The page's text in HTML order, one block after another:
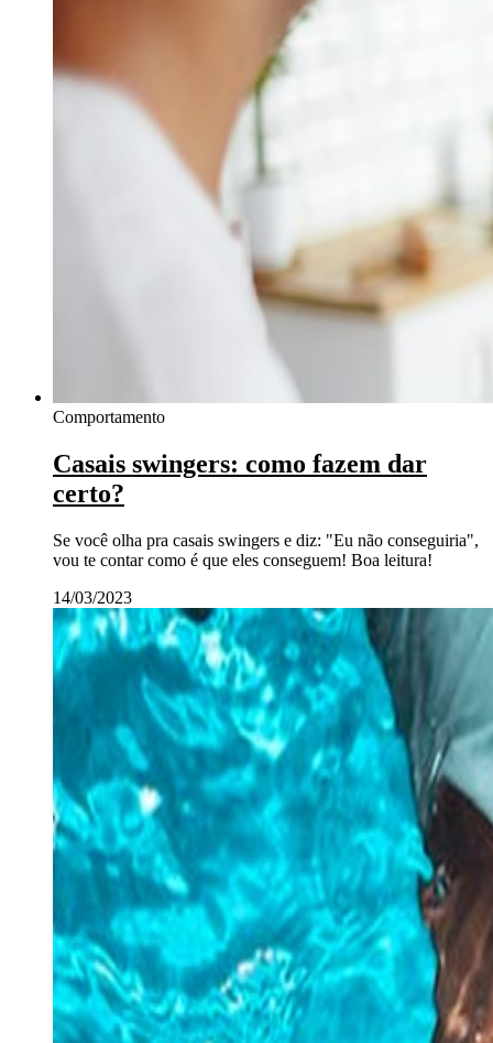
Comportamento
Casais swingers: como fazem dar
certo?
Se você olha pra casais swingers e diz: "Eu não conseguiria",
vou te contar como é que eles conseguem! Boa leitura!
14/03/2023